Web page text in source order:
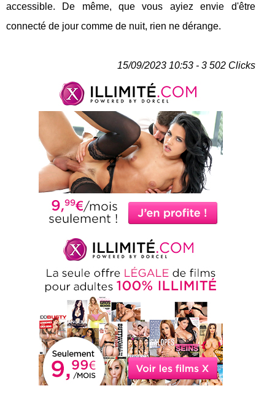
accessible. De même, que vous ayiez envie d'être
connecté de jour comme de nuit, rien ne dérange.
15/09/2023 10:53 - 3 502 Clicks